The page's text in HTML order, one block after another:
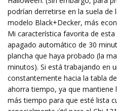
podrían derretirse en la suela de
modelo Black+Decker, más
Mi característica favorita de
apagado automático de 30
plancha que haya probado (la
minutos). Si está trabajando en
constantemente hacia la tabla
ahorra tiempo, ya que mantiene
más tiempo para que esté lista